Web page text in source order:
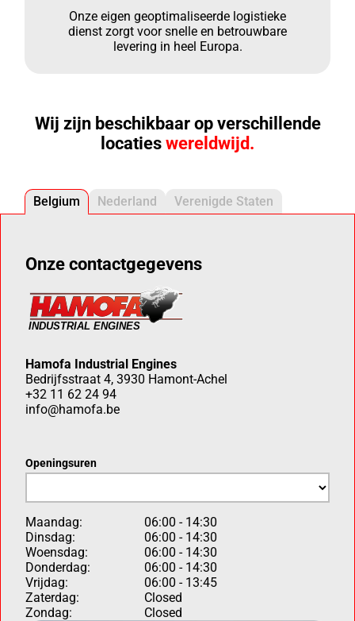
Onze eigen geoptimaliseerde logistieke
dienst zorgt voor snelle en betrouwbare
levering in heel Europa.
Wij zijn beschikbaar op verschillende
locaties wereldwijd.
Belgium Nederland Verenigde Staten
Onze contactgegevens
Hamofa Industrial Engines
Bedrijfsstraat 4, 3930 Hamont-Achel
+32 11 62 24 94
info@hamofa.be
Openingsuren
Maandag:
06:00 - 14:30
Dinsdag:
06:00 - 14:30
Woensdag:
06:00 - 14:30
Donderdag:
06:00 - 14:30
Vrijdag:
06:00 - 13:45
Zaterdag:
Closed
Zondag:
Closed